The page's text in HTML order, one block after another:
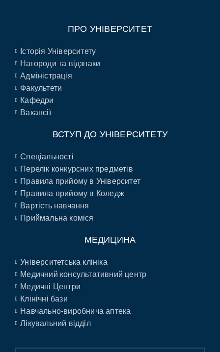
ПРО УНІВЕРСИТЕТ
Історія Університету
Нагороди та відзнаки
Адміністрація
Факультети
Кафедри
Вакансії
ВСТУП ДО УНІВЕРСИТЕТУ
Спеціальності
Перелік конкурсних предметів
Правила прийому в Університет
Правила прийому в Коледж
Вартість навчання
Приймальна коміся
МЕДИЦИНА
Університетська клініка
Медичний консультативний центр
Медичні Центри
Клінічні бази
Навчально-виробнича аптека
Лікувальний відділ